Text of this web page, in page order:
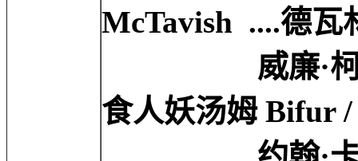
McTavish ....德瓦
威廉·柯切尔
食人妖汤姆 Bifur